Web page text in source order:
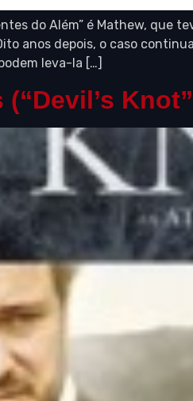
do Além” é Mathew,
anos depois, o caso
leva-la […]